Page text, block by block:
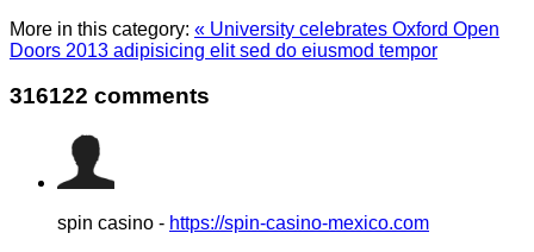
More in this category: « University celebrates Oxford Open
Doors 2013 adipisicing elit sed do eiusmod tempor
316122 comments
spin casino - https://spin-casino-mexico.com